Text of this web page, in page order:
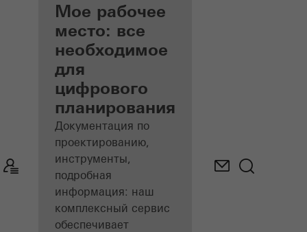
Преимущества для
зарегистрированных
архитекторов
Откройте для
себя «Мой
рабочий стол»​
Мое рабочее
место: все
необходимое
для
цифрового
планирования
Документация по
проектированию,
инструменты,
подробная
информация: наш
комплексный сервис
обеспечивает